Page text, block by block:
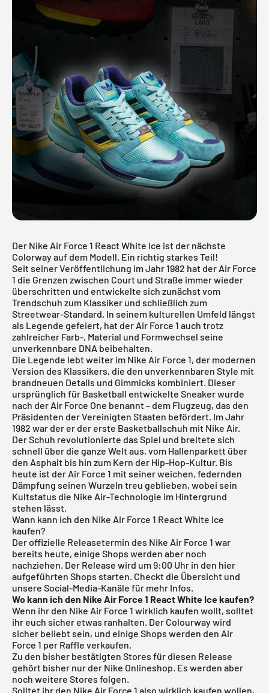
Der Nike Air Force 1 React White Ice ist der nächste
Colorway auf dem Modell. Ein richtig starkes Teil!
Seit seiner Veröffentlichung im Jahr 1982 hat der Air Force
1 die Grenzen zwischen Court und Straße immer wieder
überschritten und entwickelte sich zunächst vom
Trendschuh zum Klassiker und schließlich zum
Streetwear-Standard. In seinem kulturellen Umfeld längst
als Legende gefeiert, hat der Air Force 1 auch trotz
zahlreicher Farb-, Material und Formwechsel seine
unverkennbare DNA beibehalten.
Die Legende lebt weiter im Nike Air Force 1, der modernen
Version des Klassikers, die den unverkennbaren Style mit
brandneuen Details und Gimmicks kombiniert. Dieser
ursprünglich für Basketball entwickelte Sneaker wurde
nach der Air Force One benannt – dem Flugzeug, das den
Präsidenten der Vereinigten Staaten befördert. Im Jahr
1982 war der er der erste Basketballschuh mit Nike Air.
Der Schuh revolutionierte das Spiel und breitete sich
schnell über die ganze Welt aus, vom Hallenparkett über
den Asphalt bis hin zum Kern der Hip-Hop-Kultur. Bis
heute ist der Air Force 1 mit seiner weichen, federnden
Dämpfung seinen Wurzeln treu geblieben, wobei sein
Kultstatus die Nike Air-Technologie im Hintergrund
stehen lässt.
Wann kann ich den Nike Air Force 1 React White Ice
kaufen?
Der offizielle Releasetermin des Nike Air Force 1 war
bereits heute, einige Shops werden aber noch
nachziehen. Der Release wird um 9:00 Uhr in den hier
aufgeführten Shops starten. Checkt die Übersicht und
unsere Social-Media-Kanäle für mehr Infos.
Wo kann ich den Nike Air Force 1 React White Ice kaufen?
Wenn ihr den Nike Air Force 1 wirklich kaufen wollt, solltet
ihr euch sicher etwas ranhalten. Der Colourway wird
sicher beliebt sein, und einige Shops werden den Air
Force 1 per Raffle verkaufen.
Zu den bisher bestätigten Stores für diesen Release
gehört bisher nur der Nike Onlineshop. Es werden aber
noch weitere Stores folgen.
Solltet ihr den Nike Air Force 1 also wirklich kaufen wollen,